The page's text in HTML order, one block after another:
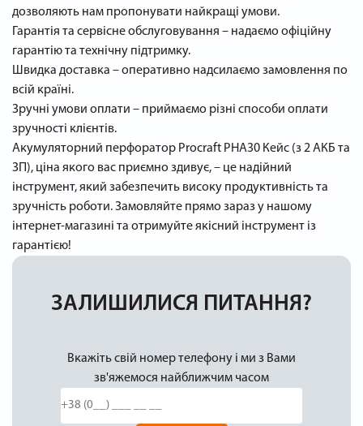
дозволяють нам пропонувати найкращі умови.
Гарантія та сервісне обслуговування – надаємо офіційну
гарантію та технічну підтримку.
Швидка доставка – оперативно надсилаємо замовлення по
всій країні.
Зручні умови оплати – приймаємо різні способи оплати
зручності клієнтів.
Акумуляторний перфоратор Procraft PHA30 Кейс (з 2 АКБ та
ЗП), ціна якого вас приємно здивує, – це надійний
інструмент, який забезпечить високу продуктивність та
зручність роботи. Замовляйте прямо зараз у нашому
інтернет-магазині та отримуйте якісний інструмент із
гарантією!
ЗАЛИШИЛИСЯ ПИТАННЯ?
Вкажіть свій номер телефону і ми з Вами
зв'яжемося найближчим часом